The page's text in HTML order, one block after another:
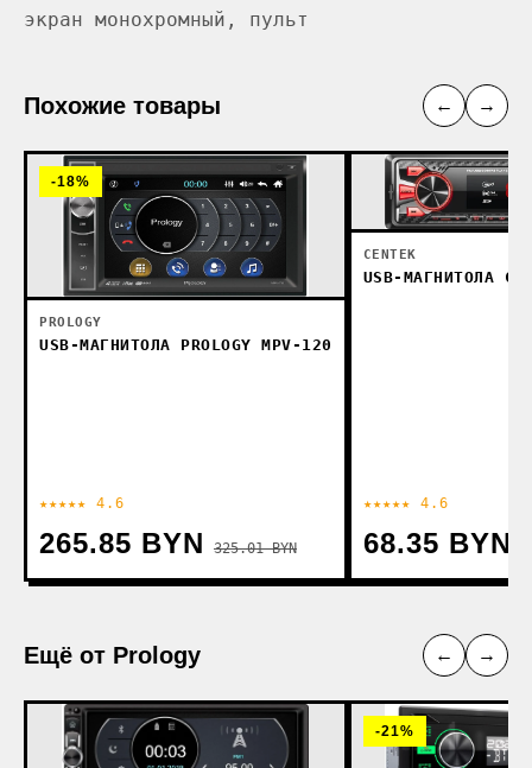
экран монохромный, пульт
Похожие товары ← →
-18%
PROLOGY
USB-МАГНИТОЛА PROLOGY MPV-120
★★★★★ 4.6
265.85 BYN 325.01 BYN
CENTEK
USB-МАГНИТОЛА
★★★★★ 4.6
68.35 BYN
Ещё от Prology ← →
-21%